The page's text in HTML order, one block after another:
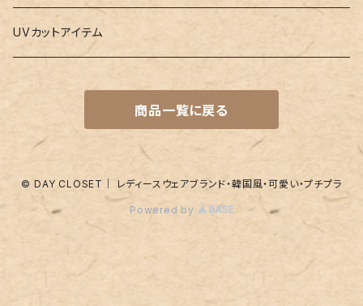
5点セット
水着関連商品
レギンス
アンダーショーツ
メガネチェーン
アームカバー
ネイルグッズ
バレー
水着
グッズ
UVカットアイテム
商品一覧に戻る
© DAY CLOSET｜ レディースウェアブランド・韓国風・可愛い・プチプラ
Powered by